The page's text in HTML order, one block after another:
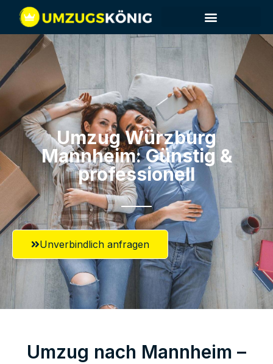
Umzug Würzburg​
Mannheim: Günstig &
professionell​
Unverbindlich anfragen
Umzug nach Mannheim –